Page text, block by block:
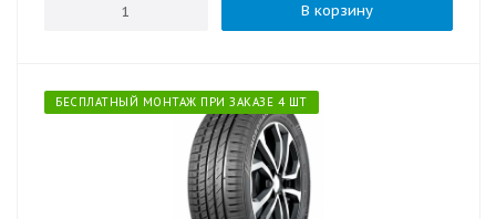
В корзину
БЕСПЛАТНЫЙ МОНТАЖ ПРИ ЗАКАЗЕ 4 ШТ